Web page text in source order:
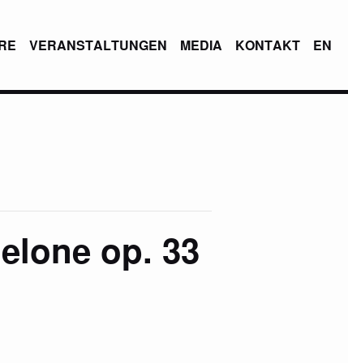
VERANSTALTUNGEN MEDIA KONTAKT EN
op. 33